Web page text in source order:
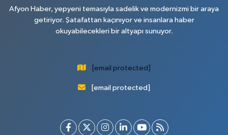
Afyon Haber, yepyeni temasıyla sadelik ve modernizmi bir araya
getiriyor. Şatafattan kaçınıyor ve insanlara haber
okuyabilecekleri bir altyapı sunuyor.
[email protected]
[email protected]